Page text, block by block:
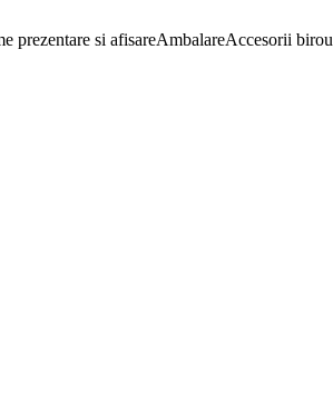
prezentare si afisareAmbalareAccesorii birou